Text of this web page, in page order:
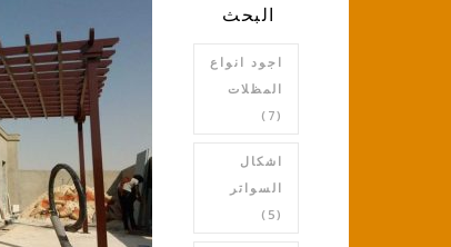
البحث
اجود انواع
المظلات
(7)
اشكال
السواتر
(5)